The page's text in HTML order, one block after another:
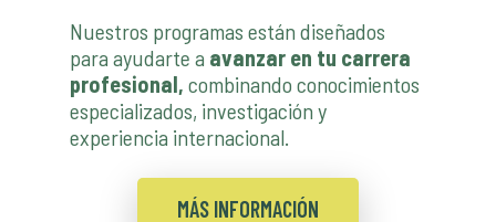
Nuestros programas están diseñados
para ayudarte a avanzar en tu carrera
profesional, combinando conocimientos
especializados, investigación y
experiencia internacional.
MÁS INFORMACIÓN